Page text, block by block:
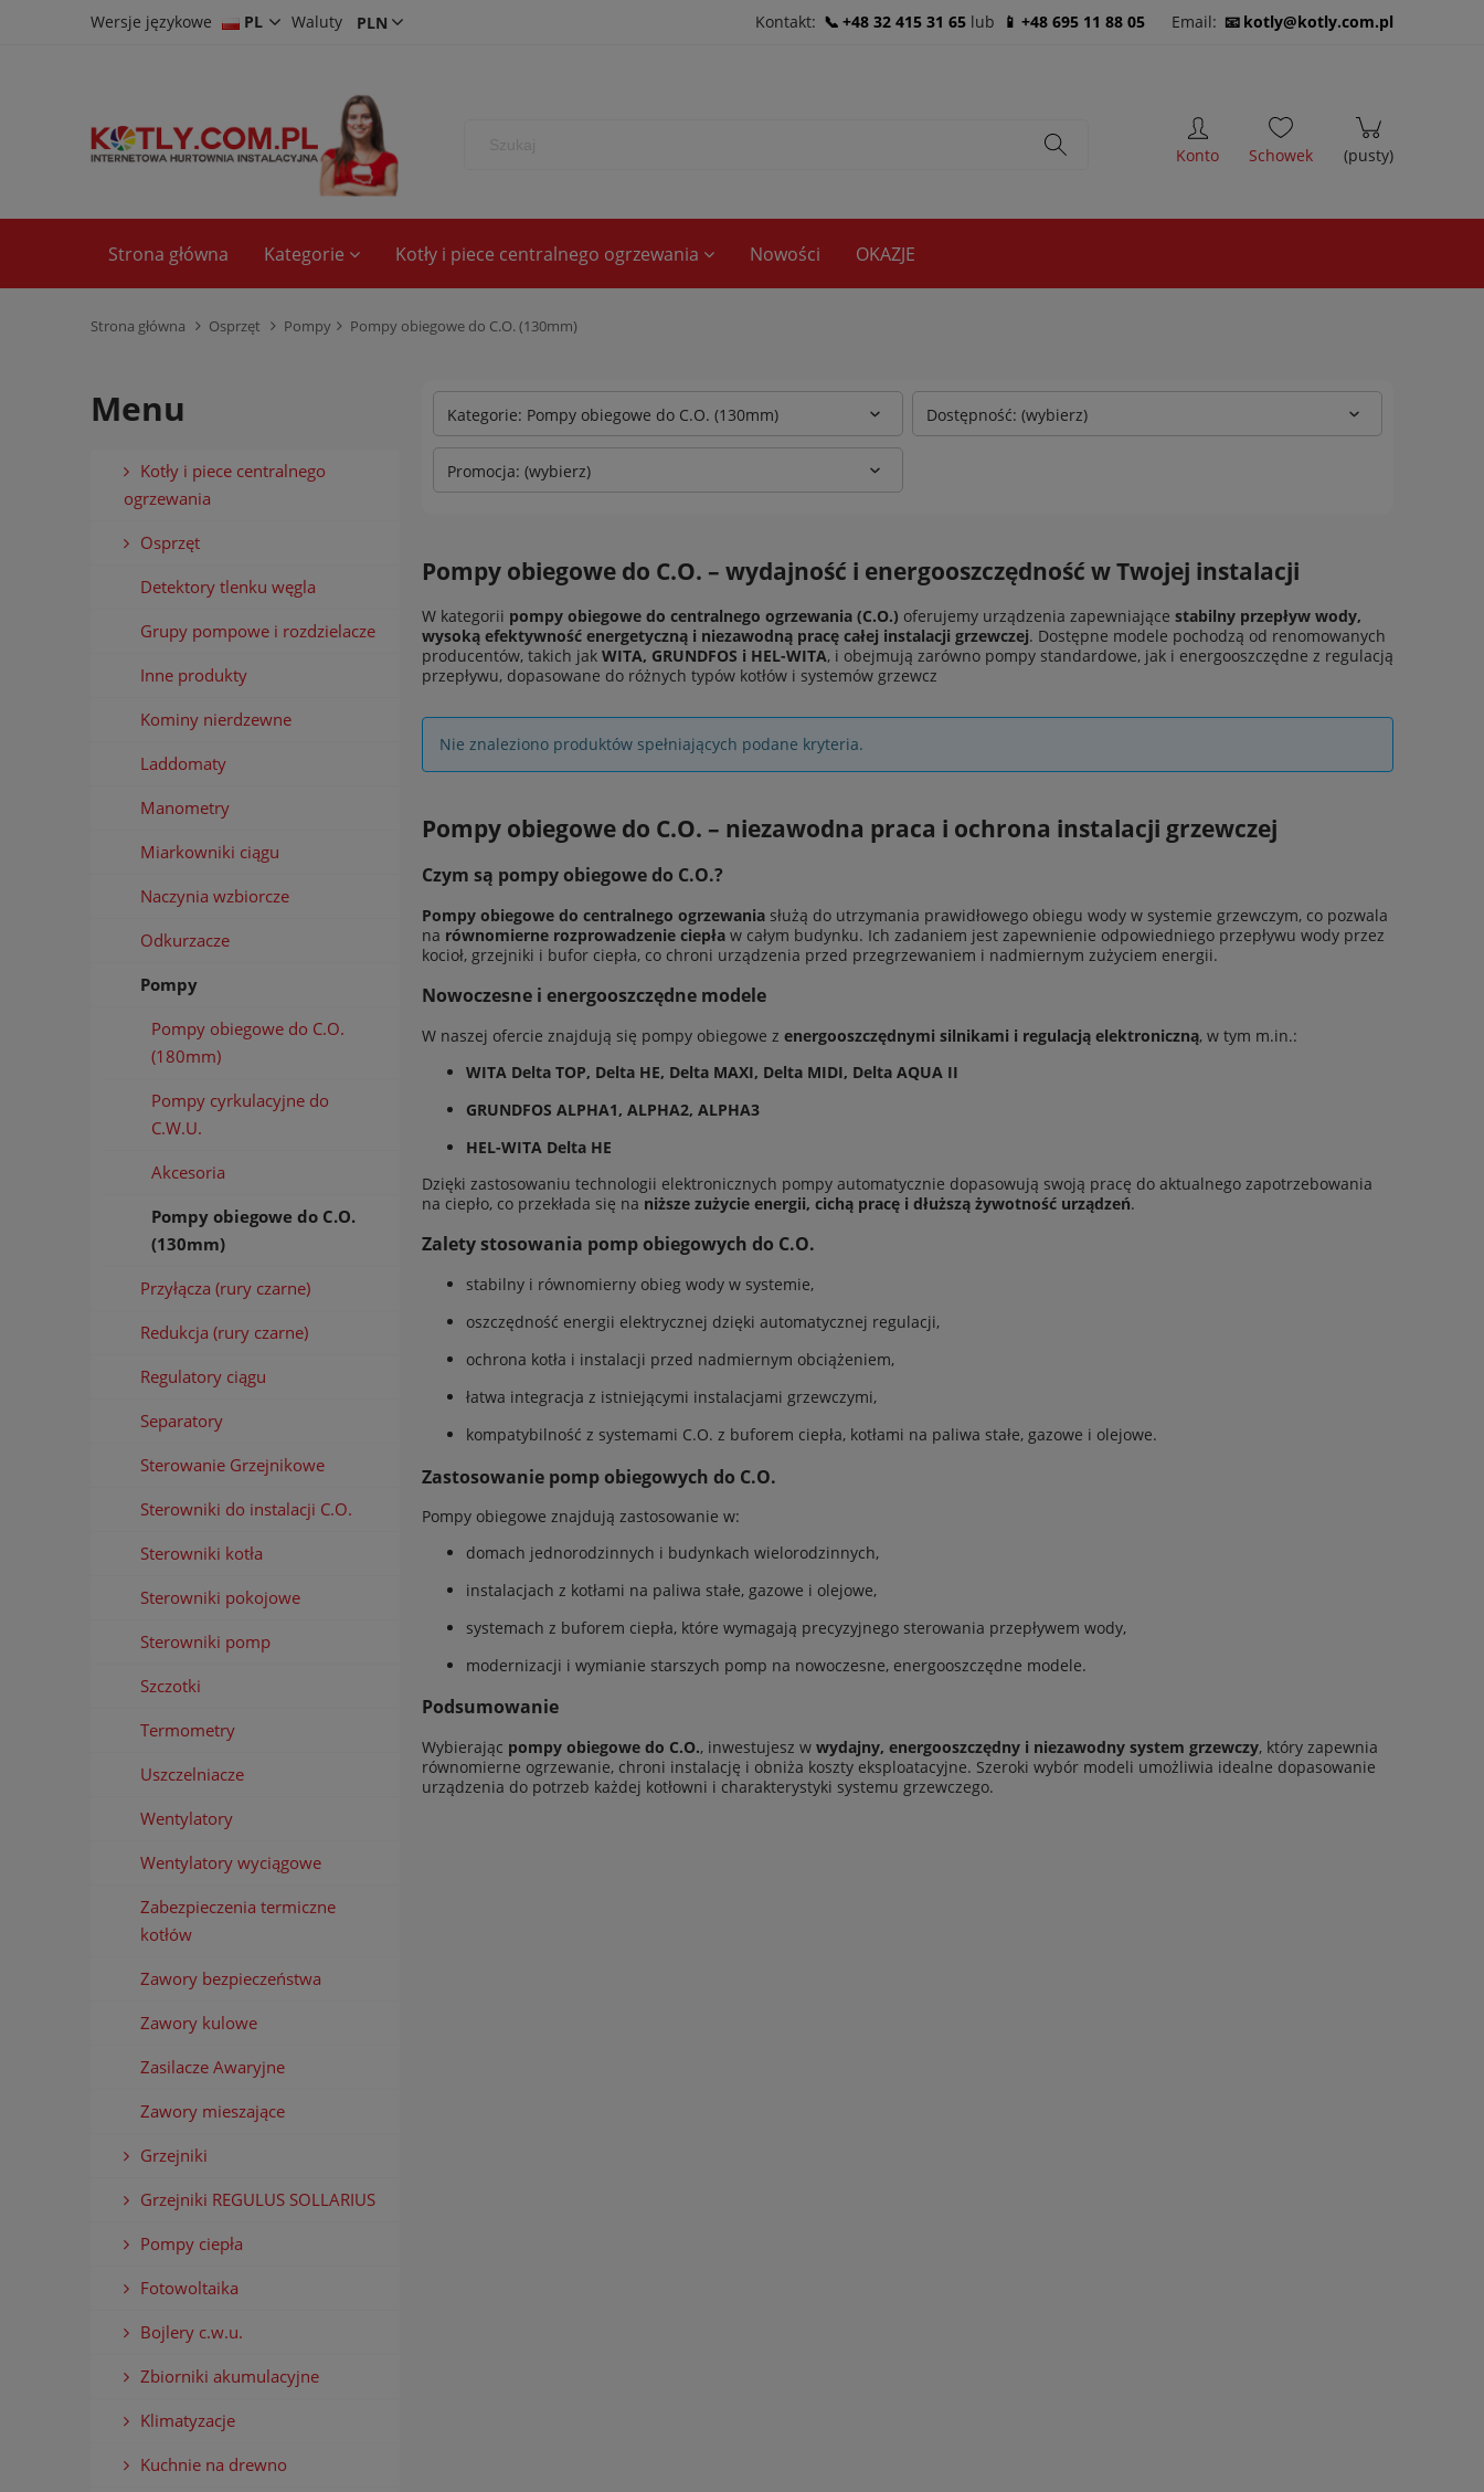
Wersje językowe
PL Waluty Kontakt: +48 32 415 31 65 lub +48 695 11 88 05 Email: kotly@kotly.com.pl
Strona główna Kategorie Kotły i piece centralnego ogrzewania Nowości OKAZJE
Strona główna Osprzęt Pompy Pompy obiegowe do C.O. (130mm)
Menu
Kotły i piece centralnego
ogrzewania
Osprzęt
Detektory tlenku węgla
Grupy pompowe i rozdzielacze
Inne produkty
Kominy nierdzewne
Laddomaty
Manometry
Miarkowniki ciągu
Naczynia wzbiorcze
Odkurzacze
Pompy
Pompy obiegowe do C.O.
(180mm)
Pompy cyrkulacyjne do
C.W.U.
Akcesoria
Pompy obiegowe do C.O.
(130mm)
Przyłącza (rury czarne)
Redukcja (rury czarne)
Regulatory ciągu
Separatory
Sterowanie Grzejnikowe
Sterowniki do instalacji C.O.
Sterowniki kotła
Sterowniki pokojowe
Sterowniki pomp
Szczotki
Termometry
Uszczelniacze
Wentylatory
Wentylatory wyciągowe
Zabezpieczenia termiczne
kotłów
Zawory bezpieczeństwa
Zawory kulowe
Zasilacze Awaryjne
Zawory mieszające
Grzejniki
Grzejniki REGULUS SOLLARIUS
Pompy ciepła
Fotowoltaika
Bojlery c.w.u.
Zbiorniki akumulacyjne
Klimatyzacje
Kuchnie na drewno
Kategorie: Pompy obiegowe do C.O. (130mm) Dostępność: (wybierz)
Promocja: (wybierz)
Pompy obiegowe do C.O. – wydajność i energooszczędność w Twojej instalacji
W kategorii pompy obiegowe do centralnego ogrzewania (C.O.) oferujemy urządzenia zapewniające stabilny przepływ wody,
wysoką efektywność energetyczną i niezawodną pracę całej instalacji grzewczej. Dostępne modele pochodzą od renomowanych
producentów, takich jak WITA, GRUNDFOS i HEL-WITA, i obejmują zarówno pompy standardowe, jak i energooszczędne z regulacją
przepływu, dopasowane do różnych typów kotłów i systemów grzewcz
Nie znaleziono produktów spełniających podane kryteria.
Pompy obiegowe do C.O. – niezawodna praca i ochrona instalacji grzewczej
Czym są pompy obiegowe do C.O.?
Pompy obiegowe do centralnego ogrzewania służą do utrzymania prawidłowego obiegu wody w systemie grzewczym, co pozwala
na równomierne rozprowadzenie ciepła w całym budynku. Ich zadaniem jest zapewnienie odpowiedniego przepływu wody przez
kocioł, grzejniki i bufor ciepła, co chroni urządzenia przed przegrzewaniem i nadmiernym zużyciem energii.
Nowoczesne i energooszczędne modele
W naszej ofercie znajdują się pompy obiegowe z energooszczędnymi silnikami i regulacją elektroniczną, w tym m.in.:
WITA Delta TOP, Delta HE, Delta MAXI, Delta MIDI, Delta AQUA II
GRUNDFOS ALPHA1, ALPHA2, ALPHA3
HEL-WITA Delta HE
Dzięki zastosowaniu technologii elektronicznych pompy automatycznie dopasowują swoją pracę do aktualnego zapotrzebowania
na ciepło, co przekłada się na niższe zużycie energii, cichą pracę i dłuższą żywotność urządzeń.
Zalety stosowania pomp obiegowych do C.O.
stabilny i równomierny obieg wody w systemie,
oszczędność energii elektrycznej dzięki automatycznej regulacji,
ochrona kotła i instalacji przed nadmiernym obciążeniem,
łatwa integracja z istniejącymi instalacjami grzewczymi,
kompatybilność z systemami C.O. z buforem ciepła, kotłami na paliwa stałe, gazowe i olejowe.
Zastosowanie pomp obiegowych do C.O.
Pompy obiegowe znajdują zastosowanie w:
domach jednorodzinnych i budynkach wielorodzinnych,
instalacjach z kotłami na paliwa stałe, gazowe i olejowe,
systemach z buforem ciepła, które wymagają precyzyjnego sterowania przepływem wody,
modernizacji i wymianie starszych pomp na nowoczesne, energooszczędne modele.
Podsumowanie
Wybierając pompy obiegowe do C.O., inwestujesz w wydajny, energooszczędny i niezawodny system grzewczy, który zapewnia
równomierne ogrzewanie, chroni instalację i obniża koszty eksploatacyjne. Szeroki wybór modeli umożliwia idealne dopasowanie
urządzenia do potrzeb każdej kotłowni i charakterystyki systemu grzewczego.